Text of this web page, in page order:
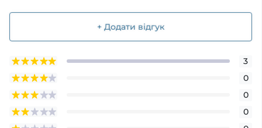
+ Додати відгук
3
0
0
0